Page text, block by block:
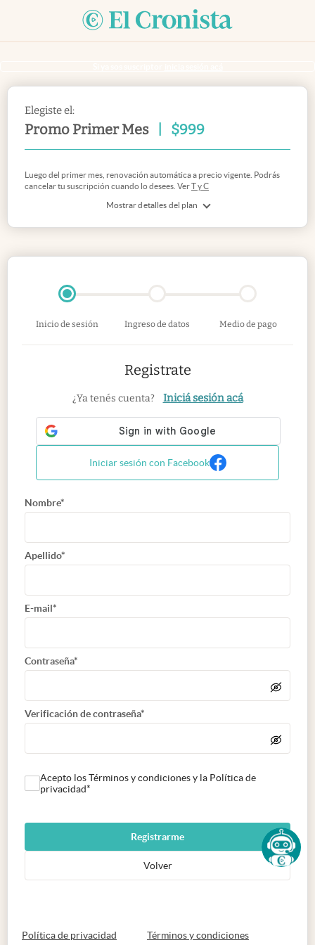
Elegiste el:
Promo Primer Mes $999
Mostrar detalles del plan
Luego del primer mes, renovación automática a precio vigente. Podrás
cancelar tu suscripción cuando lo desees. VerT y C
Inicio de sesión Ingreso de datos Medio de pago
Registrate
¿Ya tenés cuenta? Iniciá sesión acá
Iniciar sesión con Facebook
Nombre*
Apellido*
E-mail*
Contraseña*
Verificación de contraseña*
Acepto los Términos y condiciones y la Política de
privacidad*
Registrarme
Volver
Política de privacidad abre en nueva pestaña
Términos y condicionesabre en nueva